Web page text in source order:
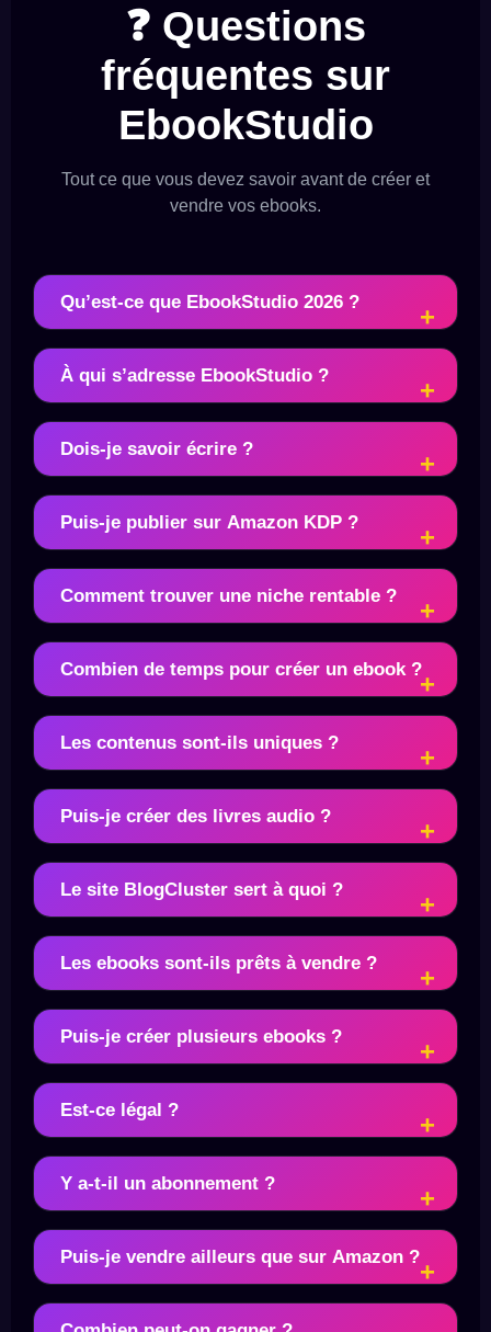
❓ Questions
fréquentes sur
EbookStudio
Tout ce que vous devez savoir avant de créer et
vendre vos ebooks.
Qu’est-ce que EbookStudio 2026 ?
À qui s’adresse EbookStudio ?
Dois-je savoir écrire ?
Puis-je publier sur Amazon KDP ?
Comment trouver une niche rentable ?
Combien de temps pour créer un ebook ?
Les contenus sont-ils uniques ?
Puis-je créer des livres audio ?
Le site BlogCluster sert à quoi ?
Les ebooks sont-ils prêts à vendre ?
Puis-je créer plusieurs ebooks ?
Est-ce légal ?
Y a-t-il un abonnement ?
Puis-je vendre ailleurs que sur Amazon ?